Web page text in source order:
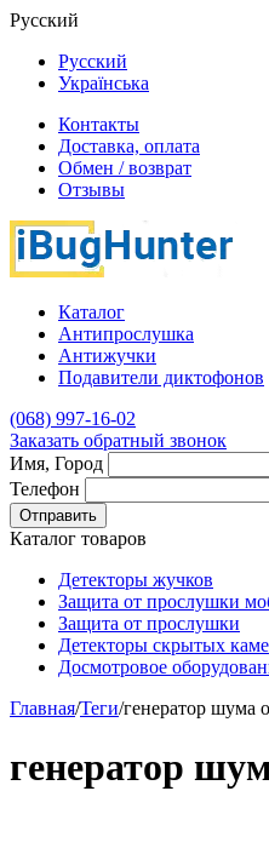
Русский
Русский
Українська
Контакты
Доставка, оплата
Обмен / возврат
Отзывы
Каталог
Антипрослушка
Антижучки
Подавители диктофонов
(068) 997-16-02
Заказать обратный звонок
Имя, Город
Телефон
Отправить
Каталог товаров
Детекторы жучков
Защита от прослушки
Защита от прослушки
Детекторы скрытых
Досмотровое
Главная/Теги/генератор шума
генератор